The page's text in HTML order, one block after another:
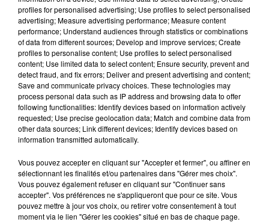
Musique
7 août 2026
Madonna sort enfin le remix de « Love
Sensation » avec Kylie Minogue
Angèle et Amélie Lens dévoilent leur
collaboration tant attendue
Pomme emprunte le décor de l’émission
profiles for personalised advertising; Use profiles to select personalised
advertising; Measure advertising performance; Measure content
performance; Understand audiences through statistics or combinations
of data from different sources; Develop and improve services; Create
profiles to personalise content; Use profiles to select personalised
content; Use limited data to select content; Ensure security, prevent and
detect fraud, and fix errors; Deliver and present advertising and content;
Save and communicate privacy choices. These technologies may
process personal data such as IP address and browsing data to offer
following functionalities: Identify devices based on information actively
requested; Use precise geolocation data; Match and combine data from
other data sources; Link different devices; Identify devices based on
information transmitted automatically.
Vous pouvez accepter en cliquant sur "Accepter et fermer", ou affiner en
sélectionnant les finalités et/ou partenaires dans "Gérer mes choix".
Vous pouvez également refuser en cliquant sur "Continuer sans
accepter". Vos préférences ne s'appliqueront que pour ce site. Vous
pouvez mettre à jour vos choix, ou retirer votre consentement à tout
moment via le lien "Gérer les cookies" situé en bas de chaque page.